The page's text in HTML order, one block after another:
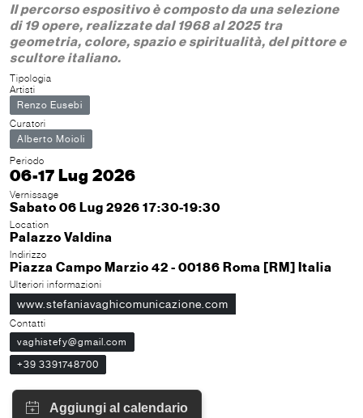
Il percorso espositivo è composto da una selezione
di 19 opere, realizzate dal 1968 al 2025 tra
geometria, colore, spazio e spiritualità, del pittore e
scultore italiano.
Tipologia
Artisti
Renzo Eusebi
Curatori
Alberto Moioli
Periodo
06-17 Lug 2026
Vernissage
Sabato 06 Lug 2926 17:30-19:30
Location
Palazzo Valdina
Indirizzo
Piazza Campo Marzio 42 - 00186 Roma [RM] Italia
Ulteriori informazioni
www.stefaniavaghicomunicazione.com
Contatti
vaghistefy@gmail.com
+39 3391748700